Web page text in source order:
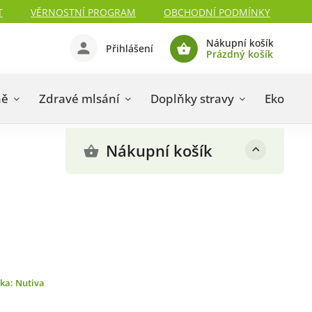
VĚRNOSTNÍ PROGRAM OBCHODNÍ PODMÍNKY
Nákupní košík
Prázdný košík
Přihlášení
Zdravé mlsání Doplňky stravy Eko
Nákupní košík
Nutiva